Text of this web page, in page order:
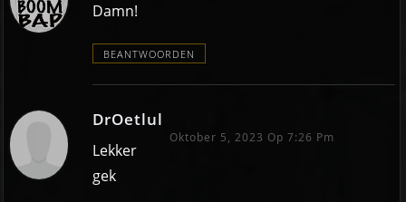
Damn!
BEANTWOORDEN
DrOetlul
Oktober 5, 2023 Op 7:26 Pm
Lekker
gek